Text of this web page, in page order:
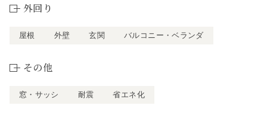
外回り
屋根 外壁 玄関 バルコニー・ベランダ
その他
窓・サッシ 耐震 省エネ化